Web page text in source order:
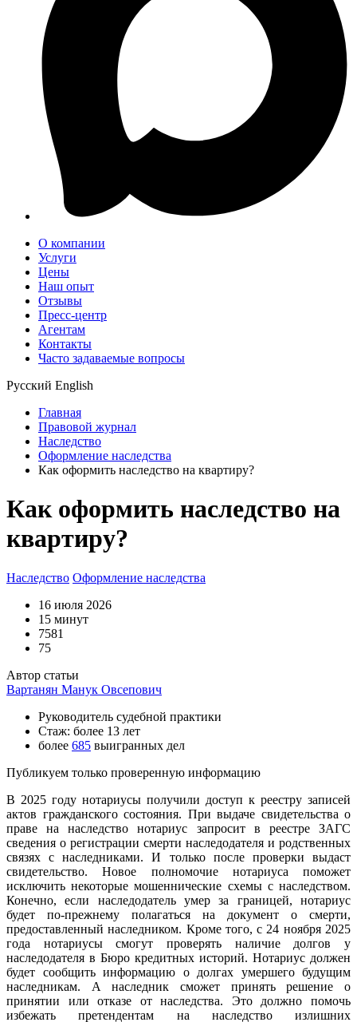
О компании
Услуги
Цены
Наш опыт
Отзывы
Пресс-центр
Агентам
Контакты
Часто задаваемые вопросы
Русский English
Главная
Правовой журнал
Наследство
Оформление наследства
Как оформить наследство на квартиру?
Как оформить наследство на
квартиру?
Наследство Оформление наследства
16 июля 2026
15 минут
7581
75
Автор статьи
Вартанян Манук Овсепович
Руководитель судебной практики
Стаж: более 13 лет
более 685 выигранных дел
Публикуем только проверенную информацию
В 2025 году нотариусы получили доступ к реестру записей
актов гражданского состояния. При выдаче свидетельства о
праве на наследство нотариус запросит в реестре ЗАГС
сведения о регистрации смерти наследодателя и родственных
связях с наследниками. И только после проверки выдаст
свидетельство. Новое полномочие нотариуса поможет
исключить некоторые мошеннические схемы с наследством.
Конечно, если наследодатель умер за границей, нотариус
будет по-прежнему полагаться на документ о смерти,
предоставленный наследником. Кроме того, с 24 ноября 2025
года нотариусы смогут проверять наличие долгов у
наследодателя в Бюро кредитных историй. Нотариус должен
будет сообщить информацию о долгах умершего будущим
наследникам. А наследник сможет принять решение о
принятии или отказе от наследства. Это должно помочь
избежать претендентам на наследство излишних